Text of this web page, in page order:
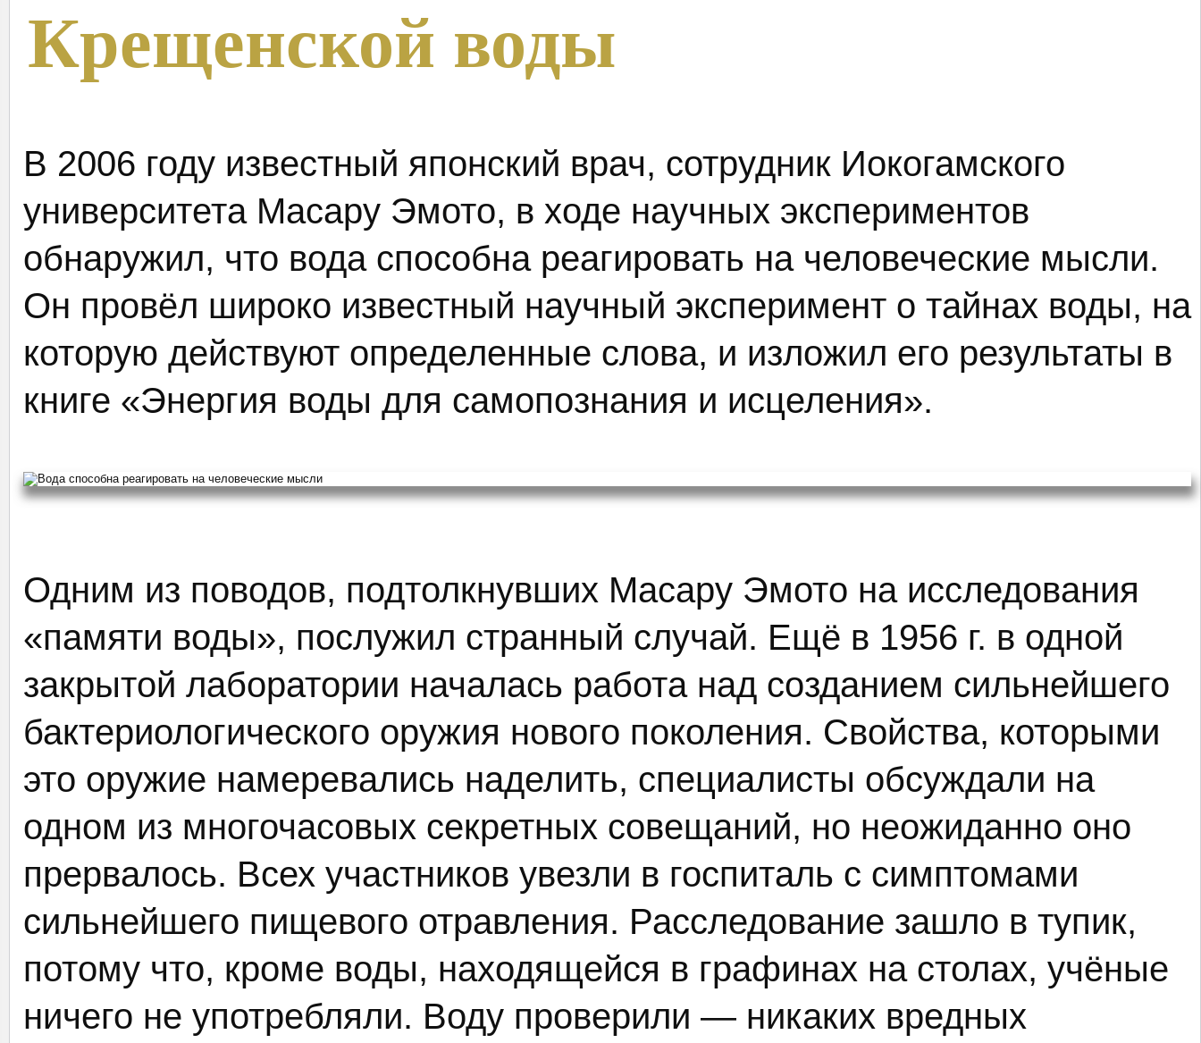
Крещенской воды
В 2006 году известный японский врач, сотрудник Иокогамского
университета Масару Эмото, в ходе научных экспериментов
обнаружил, что вода способна реагировать на человеческие мысли.
Он провёл широко известный научный эксперимент о тайнах воды, на
которую действуют определенные слова, и изложил его результаты в
книге «Энергия воды для самопознания и исцеления».
Одним из поводов, подтолкнувших Масару Эмото на исследования
«памяти воды», послужил странный случай. Ещё в 1956 г. в одной
закрытой лаборатории началась работа над созданием сильнейшего
бактериологического оружия нового поколения. Свойства, которыми
это оружие намеревались наделить, специалисты обсуждали на
одном из многочасовых секретных совещаний, но неожиданно оно
прервалось. Всех участников увезли в госпиталь с симптомами
сильнейшего пищевого отравления. Расследование зашло в тупик,
потому что, кроме воды, находящейся в графинах на столах, учёные
ничего не употребляли. Воду проверили — никаких вредных